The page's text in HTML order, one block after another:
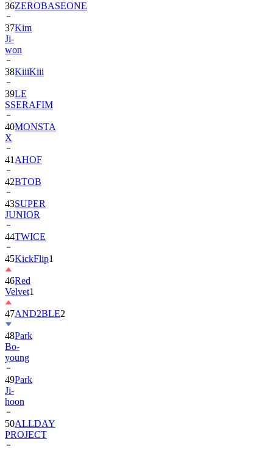
37Kim
Ji-
won
38KiiiKiii
39LE
SSERAFIM
40MONSTA
X
41
42 BTOB
43SUPER
JUNIOR
44TWICE
45KickFlip
46Red
Velvet
47AND2BLE
48Park
Bo-
young
49Park
Ji-
hoon
50ALLDAY
PROJECT